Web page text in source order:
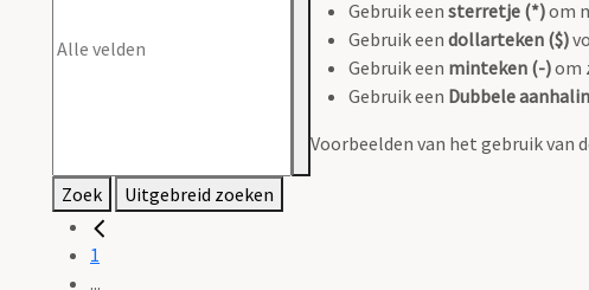
Gebruik een sterretje (*)om
Gebruik een dollarteken ($)
Gebruik een minteken (-)om
Gebruik een Dubbele
Voorbeelden van het gebruik van
Zoek Uitgebreid zoeken
1
...